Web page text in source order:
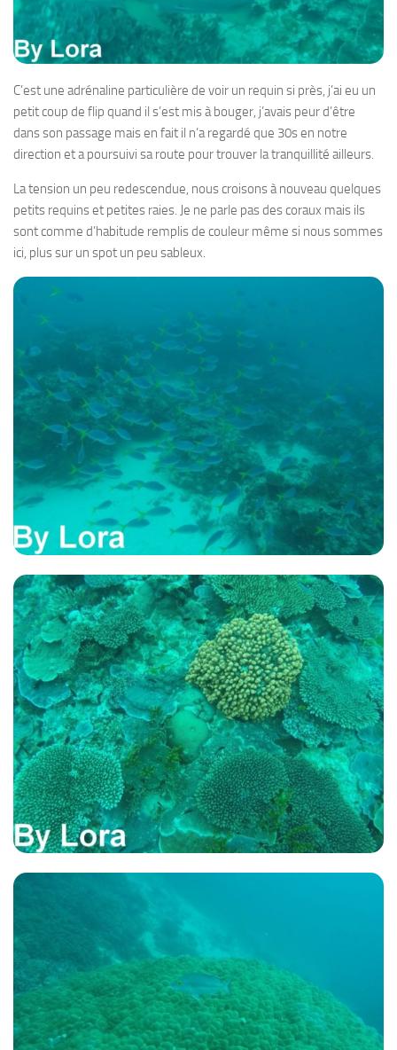
C’est une adrénaline particulière de voir un requin si près, j’ai eu un
petit coup de flip quand il s’est mis à bouger, j’avais peur d’être
dans son passage mais en fait il n’a regardé que 30s en notre
direction et a poursuivi sa route pour trouver la tranquillité ailleurs.
La tension un peu redescendue, nous croisons à nouveau quelques
petits requins et petites raies. Je ne parle pas des coraux mais ils
sont comme d’habitude remplis de couleur même si nous sommes
ici, plus sur un spot un peu sableux.